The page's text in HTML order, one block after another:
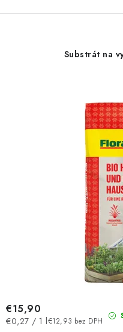
Substrát na
€12,93 bez DPH
€15,90
Jednotková
€0,27 / 1 l